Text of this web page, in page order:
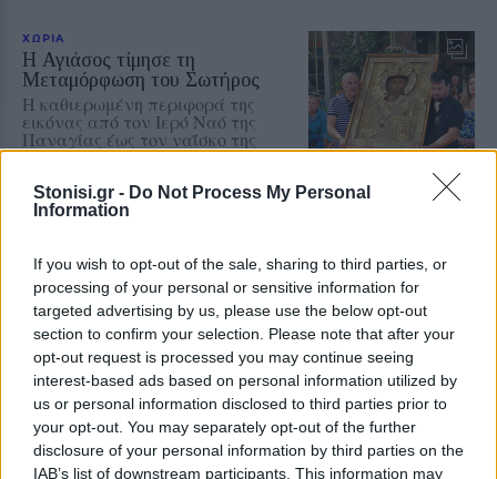
Stonisi.gr - Do Not Process My Personal
Information
If you wish to opt-out of the sale, sharing to third parties, or
processing of your personal or sensitive information for
targeted advertising by us, please use the below opt-out
section to confirm your selection. Please note that after your
opt-out request is processed you may continue seeing
interest-based ads based on personal information utilized by
us or personal information disclosed to third parties prior to
your opt-out. You may separately opt-out of the further
disclosure of your personal information by third parties on the
IAB’s list of downstream participants. This information may
ΧΩΡΙΑ
Η Αγιάσος τίμησε τη
Μεταμόρφωση του Σωτήρος
Η καθιερωμένη περιφορά της
εικόνας από τον Ιερό Ναό της
Παναγίας έως τον ναΐσκο της
Ζωοδόχου Πηγής
Κτηματολόγιο και παλιό
Κολυμβητήριο στη συνάντηση
Κουφέλου με το ΤΕΕ
Πολεοδομικός σχεδιασμός,
αντισεισμική προστασία και
στελέχωση των τεχνικών
υπηρεσιών βρέθηκαν επίσης στην
ατζέντα της συζήτησης
ΑΥΤΟΔΙΟΙΚΗΣΗ
Στην Περιφέρεια το αίτημα